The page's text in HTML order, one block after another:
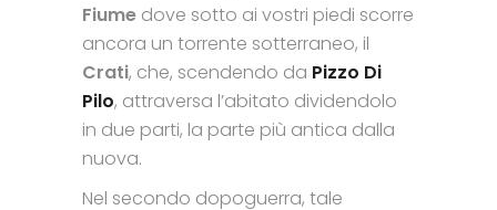
Fiume dove sotto ai vostri piedi scorre
ancora un torrente sotterraneo, il
Crati, che, scendendo da Pizzo Di
Pilo, attraversa l’abitato dividendolo
in due parti, la parte più antica dalla
nuova.
Nel secondo dopoguerra, tale